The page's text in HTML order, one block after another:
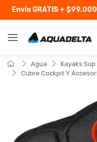
Envío GRATIS+ $99.000
Agua
Kayaks
Cubre Cockpit Y